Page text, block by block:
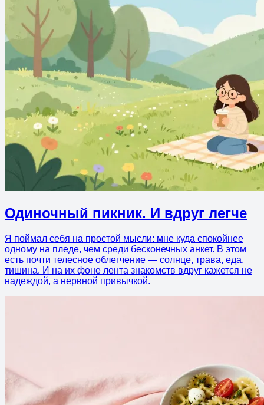
Одиночный пикник. И вдруг легче
Я поймал себя на простой мысли: мне куда спокойнее
одному на пледе, чем среди бесконечных анкет. В этом
есть почти телесное облегчение — солнце, трава, еда,
тишина. И на их фоне лента знакомств вдруг кажется не
надеждой, а нервной привычкой.